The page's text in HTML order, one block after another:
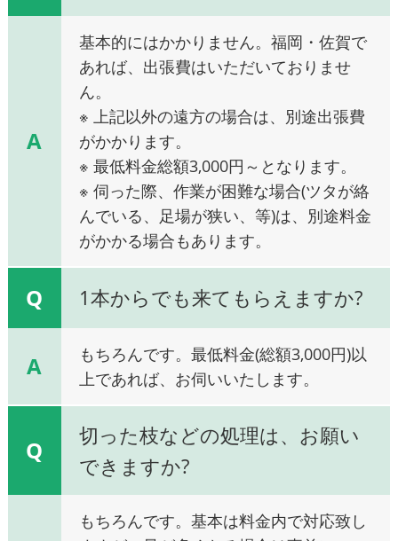
A
基本的にはかかりません。福岡・佐賀で
あれば、出張費はいただいておりませ
ん。
※ 上記以外の遠方の場合は、別途出張費
がかかります。
※ 最低料金総額3,000円～となります。
※ 伺った際、作業が困難な場合(ツタが絡
んでいる、足場が狭い、等)は、別途料金
がかかる場合もあります。
Q 1本からでも来てもらえますか?
A
もちろんです。最低料金(総額3,000円)以
上であれば、お伺いいたします。
Q
切った枝などの処理は、お願い
できますか?
もちろんです。基本は料金内で対応致し